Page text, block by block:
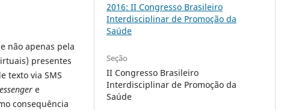
não apenas pela
presentes
texto via SMS
e
consequência
2016: II Congresso Brasileiro
Interdisciplinar de Promoção da
Saúde
Seção
II Congresso Brasileiro
Interdisciplinar de Promoção da
Saúde